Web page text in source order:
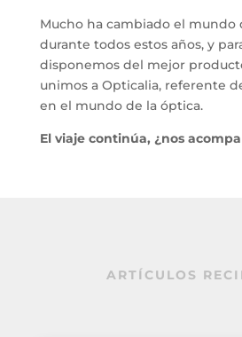
Mucho ha cambiado el mundo
durante todos estos años, y
disponemos del mejor
unimos a Opticalia, referente
en el mundo de la óptica.
El viaje continúa, ¿nos
ARTÍCULOS